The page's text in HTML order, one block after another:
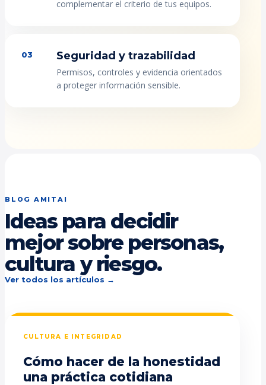
complementar el criterio de tus equipos.
03 Seguridad y trazabilidad
Permisos, controles y evidencia orientados
a proteger información sensible.
BLOG AMITAI
Ideas para decidir
mejor sobre personas,
cultura y riesgo.
Ver todos los artículos →
CULTURA E INTEGRIDAD
Cómo hacer de la honestidad
una práctica cotidiana